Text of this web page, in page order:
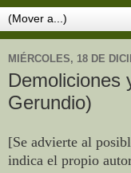
MIÉRCOLES, 18 DE
Demoliciones
Gerundio)
[Se advierte al
indica el propio